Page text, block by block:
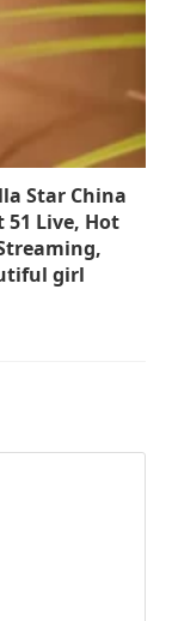
Star China
Live, Hot
girl